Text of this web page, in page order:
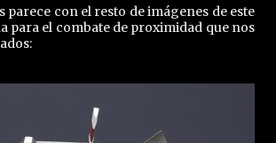
parece con el resto de imágenes de este
para el combate de proximidad que nos